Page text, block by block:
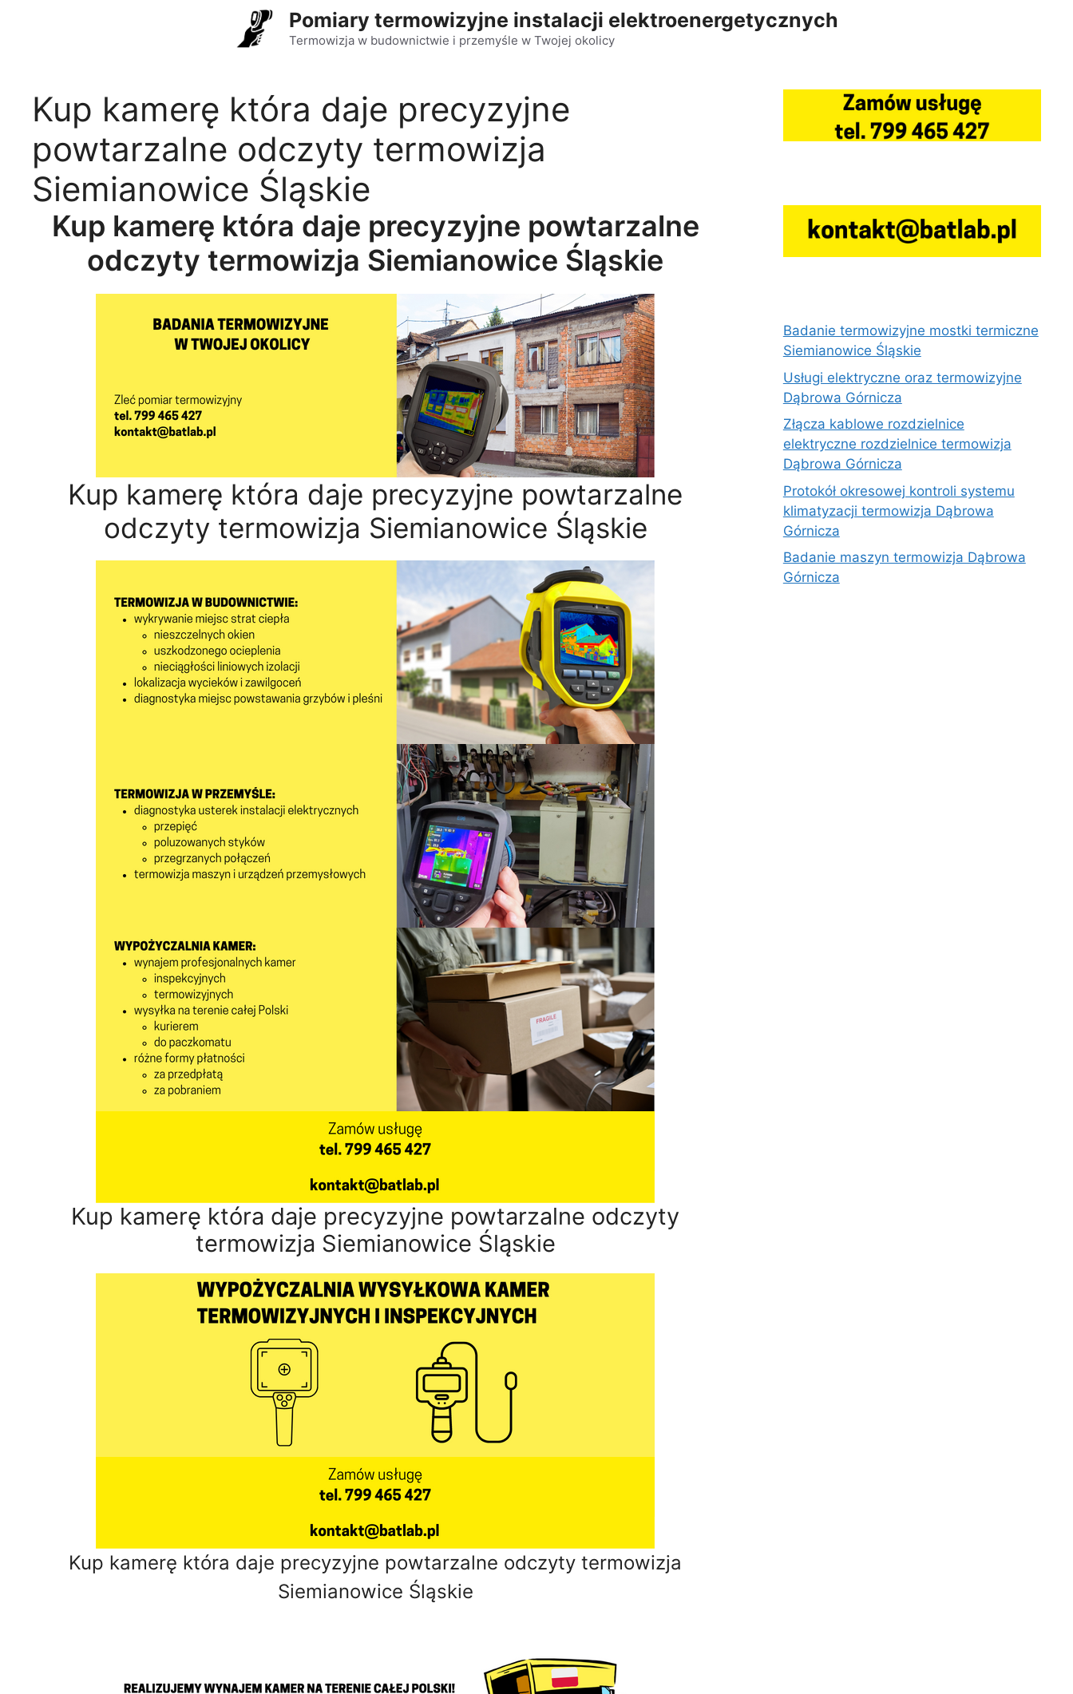
Pomiary termowizyjne instalacji elektroenergetycznych
Termowizja w budownictwie i przemyśle w Twojej okolicy
Kup kamerę która daje precyzyjne
powtarzalne odczyty termowizja
Siemianowice Śląskie
Kup kamerę która daje precyzyjne powtarzalne
odczyty termowizja Siemianowice Śląskie
Kup kamerę która daje precyzyjne powtarzalne
odczyty termowizja Siemianowice Śląskie
Kup kamerę która daje precyzyjne powtarzalne odczyty
termowizja Siemianowice Śląskie
Kup kamerę która daje precyzyjne powtarzalne odczyty termowizja
Siemianowice Śląskie
Badanie termowizyjne mostki termiczne
Siemianowice Śląskie
Usługi elektryczne oraz termowizyjne
Dąbrowa Górnicza
Złącza kablowe rozdzielnice
elektryczne rozdzielnice termowizja
Dąbrowa Górnicza
Protokół okresowej kontroli systemu
klimatyzacji termowizja Dąbrowa
Górnicza
Badanie maszyn termowizja Dąbrowa
Górnicza